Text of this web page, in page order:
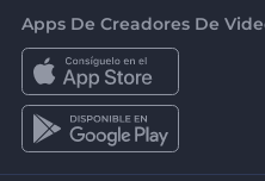
Apps De Creadores De